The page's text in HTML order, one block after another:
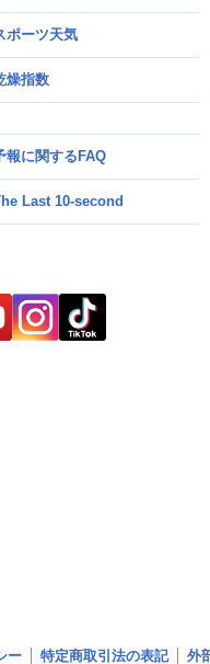
ポーツ天気
燥指数
報に関するFAQ
Last 10-second
ー 特定商取引法の表記 外